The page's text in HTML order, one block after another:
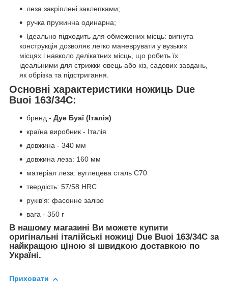
леза закріплені заклепками;
ручка пружинна одинарна;
Ідеально підходить для обмежених місць: вигнута
конструкція дозволяє легко маневрувати у вузьких
місцях і навколо делікатних місць, що робить їх
ідеальними для стрижки овець або кіз, садових завдань,
як обрізка та підстригання.
Основні характеристики ножиць Due
Buoi 163/34C:
бренд - Дуе Буаї (Італія)
країна виробник - Італія
довжина - 340 мм
довжина леза: 160 мм
матеріал леза: вуглецева сталь C70
твердість: 57/58 HRC
руків'я: фасонне залізо
вага - 350 г
В нашому магазині Ви можете купити
оригінальні італійські ножиці Due Buoi 163/34C за
найкращою ціною зі швидкою доставкою по
Україні.
Приховати